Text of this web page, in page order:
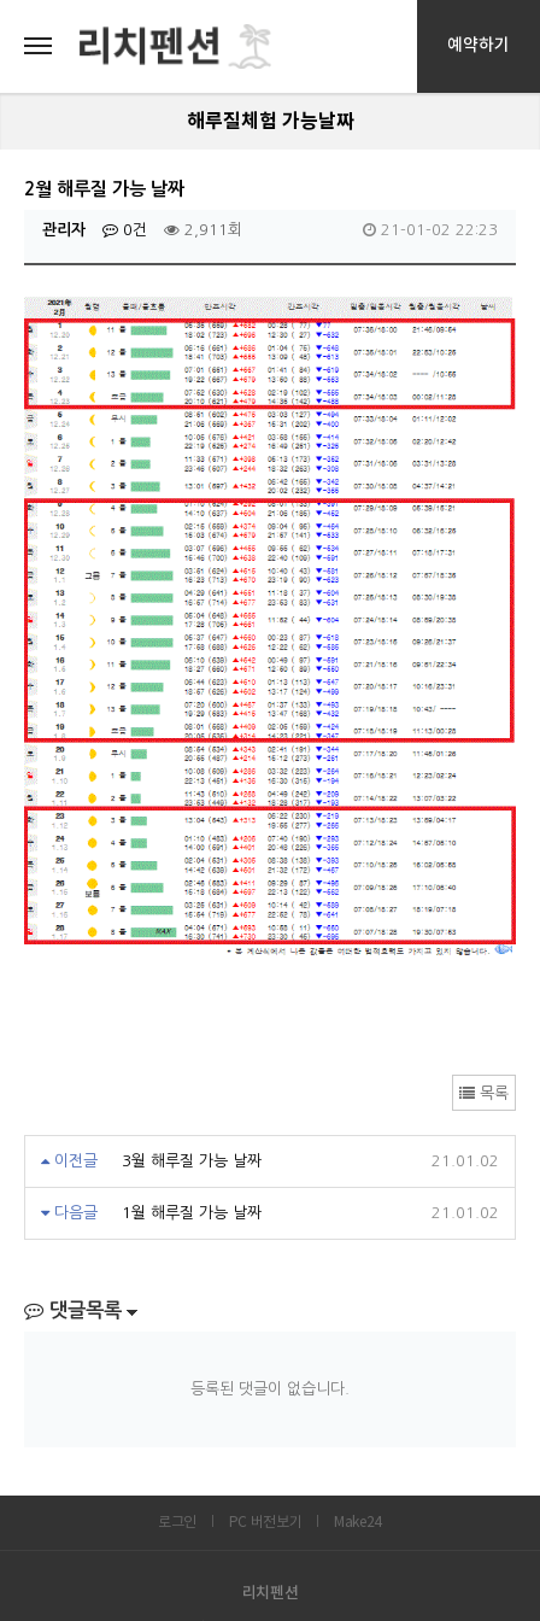
예약하기
해루질체험 가능날짜
2월 해루질 가능 날짜
관리자 0건 2,911회 21-01-02 22:23
목록
이전글 3월 해루질 가능 날짜 21.01.02
다음글 1월 해루질 가능 날짜 21.01.02
댓글목록
등록된 댓글이 없습니다.
로그인 PC 버전보기 Make24
리치펜션